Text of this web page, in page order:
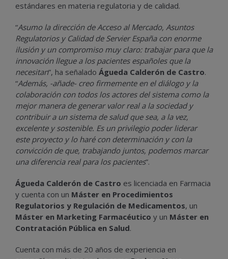
estándares en materia regulatoria y de calidad.
“Asumo la dirección de Acceso al Mercado, Asuntos
Regulatorios y Calidad de Servier España con enorme
ilusión y un compromiso muy claro: trabajar para que la
innovación llegue a los pacientes españoles que la
necesitan”, ha señalado Águeda Calderón de Castro.
“Además, -añade- creo firmemente en el diálogo y la
colaboración con todos los actores del sistema como la
mejor manera de generar valor real a la sociedad y
contribuir a un sistema de salud que sea, a la vez,
excelente y sostenible. Es un privilegio poder liderar
este proyecto y lo haré con determinación y con la
convicción de que, trabajando juntos, podemos marcar
una diferencia real para los pacientes”.
Águeda Calderón de Castro es licenciada en Farmacia
y cuenta con un Máster en Procedimientos
Regulatorios y Regulación de Medicamentos, un
Máster en Marketing Farmacéutico y un Máster en
Contratación Pública en Salud.
Cuenta con más de 20 años de experiencia en